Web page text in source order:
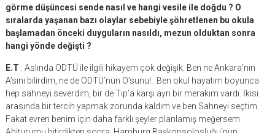
görme düşüncesi sende nasıl ve hangi vesile ile doğdu ? O
sıralarda yaşanan bazı olaylar sebebiyle şöhretlenen bu okula
başlamadan önceki duyguların nasıldı, mezun olduktan sonra
hangi yönde değişti ?
E.T : Aslında ODTÜ ile ilgili hikayem çok değişik. Ben ne Ankara’nın
A’sını bilirdim, ne de ODTÜ’nün O’sunu!.. Ben okul hayatım boyunca
hep sahneyi severdim, bir de Tıp’a karşı ayrı bir merakım vardı. İkisi
arasında bir tercih yapmak zorunda kaldım ve ben Sahneyi seçtim.
Fakat evren benim için daha farklı şeyler planlamış meğersem.